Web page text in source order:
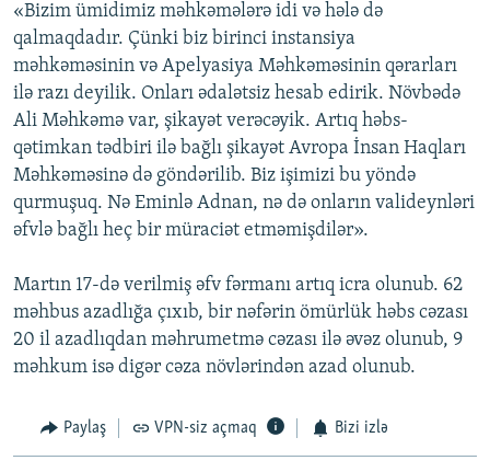
«Bizim ümidimiz məhkəmələrə idi və hələ də
qalmaqdadır. Çünki biz birinci instansiya
məhkəməsinin və Apelyasiya Məhkəməsinin qərarları
ilə razı deyilik. Onları ədalətsiz hesab edirik. Növbədə
Ali Məhkəmə var, şikayət verəcəyik. Artıq həbs-
qətimkan tədbiri ilə bağlı şikayət Avropa İnsan Haqları
Məhkəməsinə də göndərilib. Biz işimizi bu yöndə
qurmuşuq. Nə Eminlə Adnan, nə də onların valideynləri
əfvlə bağlı heç bir müraciət etməmişdilər».
Martın 17-də verilmiş əfv fərmanı artıq icra olunub. 62
məhbus azadlığa çıxıb, bir nəfərin ömürlük həbs cəzası
20 il azadlıqdan məhrumetmə cəzası ilə əvəz olunub, 9
məhkum isə digər cəza növlərindən azad olunub.
Paylaş VPN-siz açmaq Bizi izlə